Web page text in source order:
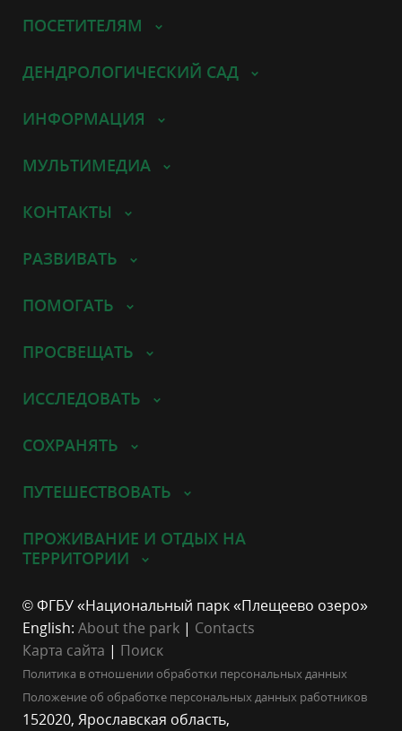
ПОСЕТИТЕЛЯМ
ДЕНДРОЛОГИЧЕСКИЙ САД
ИНФОРМАЦИЯ
МУЛЬТИМЕДИА
КОНТАКТЫ
РАЗВИВАТЬ
ПОМОГАТЬ
ПРОСВЕЩАТЬ
ИССЛЕДОВАТЬ
СОХРАНЯТЬ
ПУТЕШЕСТВОВАТЬ
ПРОЖИВАНИЕ И ОТДЫХ НА
ТЕРРИТОРИИ
© ФГБУ «Национальный парк «Плещеево озеро»
English: About the park | Contacts
Карта сайта | Поиск
Политика в отношении обработки персональных данных
Положение об обработке персональных данных работников
152020, Ярославская область,